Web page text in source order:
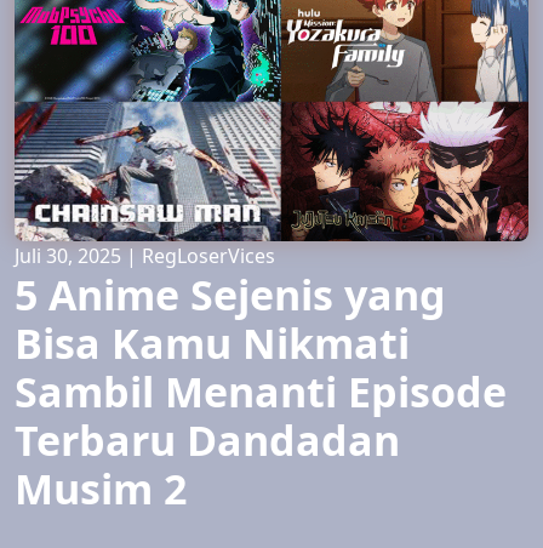
Juli 30, 2025 | RegLoserVices
5 Anime Sejenis yang
Bisa Kamu Nikmati
Sambil Menanti Episode
Terbaru Dandadan
Musim 2